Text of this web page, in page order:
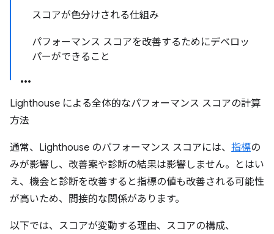
スコアが色分けされる仕組み
パフォーマンス スコアを改善するためにデベロッ
パーができること
Lighthouse による全体的なパフォーマンス スコアの計算
方法
通常、Lighthouse のパフォーマンス スコアには、 指標の
みが影響し、改善案や診断の結果は影響しません。とはい
え、機会と診断を改善すると指標の値も改善される可能性
が高いため、間接的な関係があります。
以下では、スコアが変動する理由、スコアの構成、